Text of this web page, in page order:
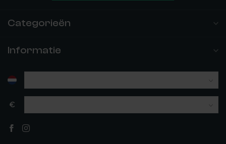
Categorieën
Informatie
€